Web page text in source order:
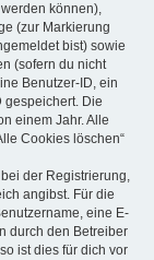
können),
(zur Markierung
bist) sowie
(sofern du nicht
Benutzer-ID, ein
gespeichert. Die
einem Jahr. Alle
Cookies löschen“
der Registrierung,
angibst. Für die
eine E-
durch den Betreiber
ist dies für dich vor